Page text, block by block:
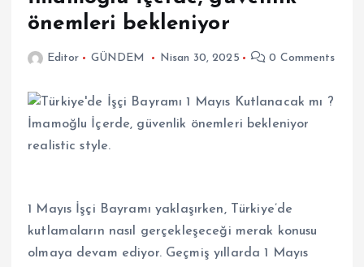
önemleri bekleniyor
Editor GÜNDEM Nisan 30, 2025 0 Comments
1 Mayıs İşçi Bayramı yaklaşırken, Türkiye’de
kutlamaların nasıl gerçekleşeceği merak konusu
olmaya devam ediyor. Geçmiş yıllarda 1 Mayıs